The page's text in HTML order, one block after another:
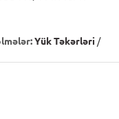
Yük Təkərləri /